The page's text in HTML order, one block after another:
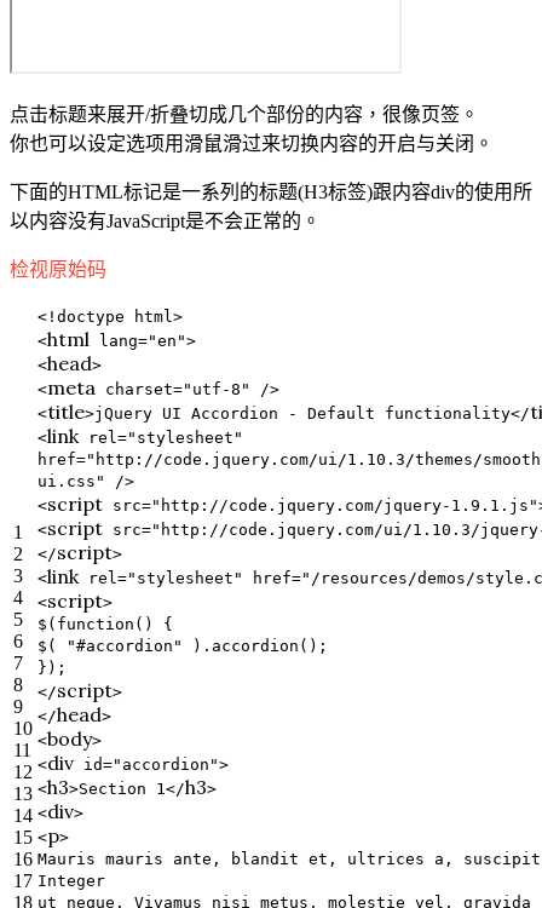
点击标题来展开/折叠切成几个部份的内容，很像页签。
你也可以设定选项用滑鼠滑过来切换内容的开启与关闭。
下面的HTML标记是一系列的标题(H3标签)跟内容div的使用所
以内容没有JavaScript是不会正常的。
检视原始码
1
2
3
4
5
6
7
8
9
10
11
12
13
14
15
16
17
18
<!doctype html>
<html lang="en">
<head>
<meta charset="utf-8"
/>
<title>jQuery UI Accordion - Default functionality</
<link rel ="stylesheet"
href="http://code.jquery.com/ui/1.10.3/themes/
ui.css"
/>
<script src="http://code.jquery.com/jquery-1.9.1.js"
<script src="http://code.jquery.com/ui/1.10.3/
</script>
<link rel ="stylesheet" href="/resources/demos/
<script>
$( function () {
$(
"#accordion"
).accordion();
});
</script>
</head>
<body>
<div id="accordion">
<h3>Section 1 </h3>
<div>
<p>
Mauris mauris ante, blandit et, ultrices a, suscipit
Integer
ut neque. Vivamus nisi metus, molestie vel,